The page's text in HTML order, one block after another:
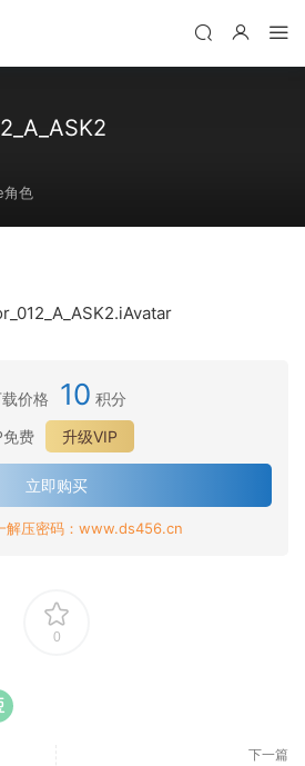
角色
价格 10 积分
免费
升级VIP
立即购买
解压密码：www.ds456.cn
0
下一篇